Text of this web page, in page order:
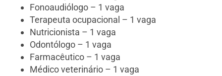
Fonoaudiólogo – 1 vaga
Terapeuta ocupacional – 1 vaga
Nutricionista – 1 vaga
Odontólogo – 1 vaga
Farmacêutico – 1 vaga
Médico veterinário – 1 vaga